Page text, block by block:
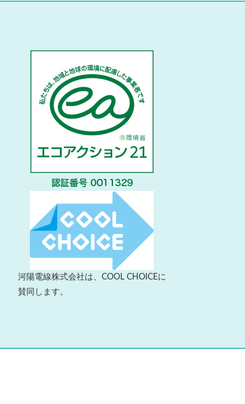
河陽電線株式会社は、COOL CHOICEに
賛同します。